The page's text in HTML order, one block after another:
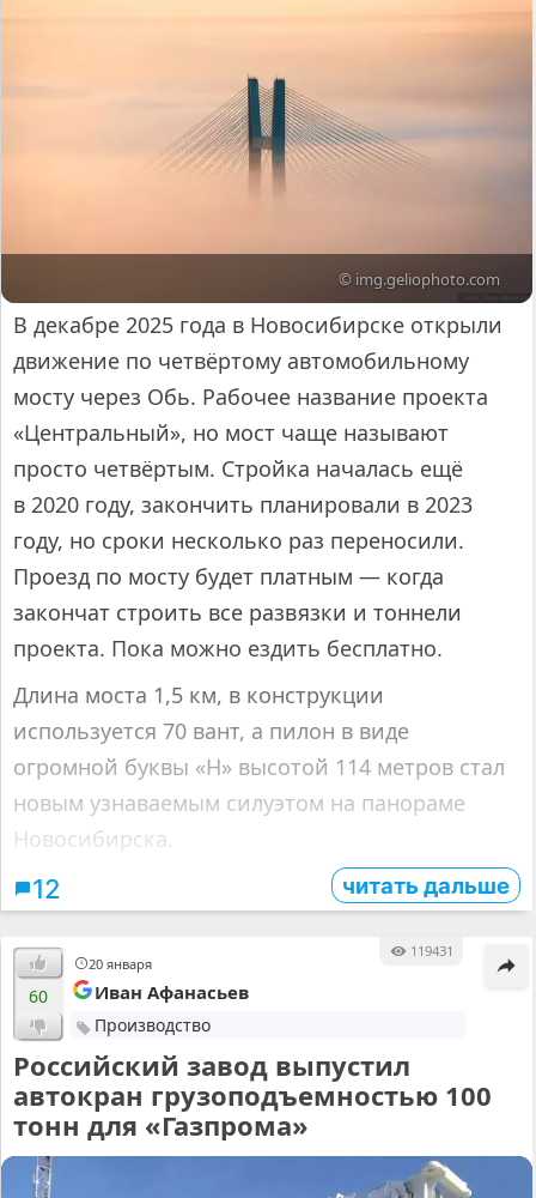
© img.geliophoto.com
В декабре 2025 года в Новосибирске открыли
движение по четвёртому автомобильному
мосту через Обь. Рабочее название проекта
«Центральный», но мост чаще называют
просто четвёртым. Стройка началась ещё
в 2020 году, закончить планировали в 2023
году, но сроки несколько раз переносили.
Проезд по мосту будет платным — когда
закончат строить все развязки и тоннели
проекта. Пока можно ездить бесплатно.
Длина моста 1,5 км, в конструкции
используется 70 вант, а пилон в виде
огромной буквы «Н» высотой 114 метров стал
новым узнаваемым силуэтом на панораме
Новосибирска.
12 читать дальше
20 января
119431
60 Иван Афанасьев
Производство
Российский завод выпустил
автокран грузоподъемностью 100
тонн для «Газпрома»